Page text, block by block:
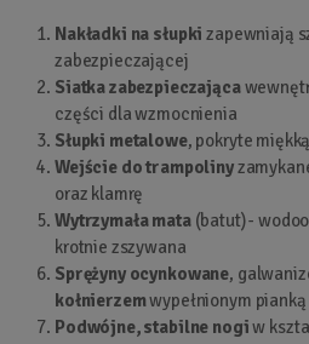
Nakładki na słupki zapewniają
zabezpieczającej
Siatka zabezpieczająca
części dla wzmocnienia
Słupki metalowe, pokryte
Wejście do trampoliny
oraz klamrę
Wytrzymała mata(batut) -
krotnie zszywana
Sprężyny ocynkowane,
kołnierzemwypełnionym pianką
Podwójne, stabilne nogiw